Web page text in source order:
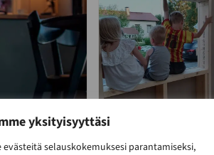
yksityisyyttäsi
evästeitä selauskokemuksesi parantamiseksi,